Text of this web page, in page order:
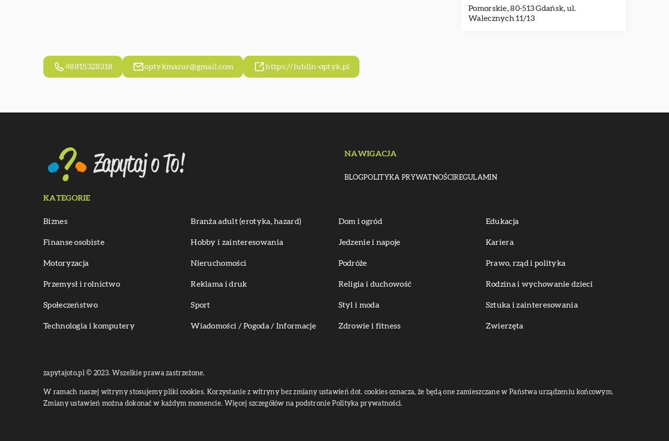
Pomorskie, 80-513 Gdańsk, ul.
Walecznych 11/13
48815328318 optykmazur@gmail.com https://lublin-optyk.pl
NAWIGACJA
BLOGPOLITYKA PRYWATNOŚCIREGULAMIN
KATEGORIE
Biznes Branża adult (erotyka, hazard) Dom i ogród Edukacja
Finanse osobiste Hobby i zainteresowania Jedzenie i napoje Kariera
Motoryzacja Nieruchomości Podróże Prawo, rząd i polityka
Przemysł i rolnictwo Reklama i druk Religia i duchowość Rodzina i wychowanie dzieci
Społeczeństwo Sport Styl i moda Sztuka i zainteresowania
Technologia i komputery Wiadomości / Pogoda / Informacje Zdrowie i fitness Zwierzęta
zapytajoto.pl © 2023. Wszelkie prawa zastrzeżone.
W ramach naszej witryny stosujemy pliki cookies. Korzystanie z witryny bez zmiany ustawień dot. cookies oznacza, że będą one zamieszczane w Państwa urządzeniu końcowym.
Zmiany ustawień można dokonać w każdym momencie. Więcej szczegółów na podstroniePolityka prywatności.